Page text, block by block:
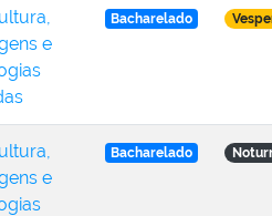
e
Bacharelado
e
Bacharelado